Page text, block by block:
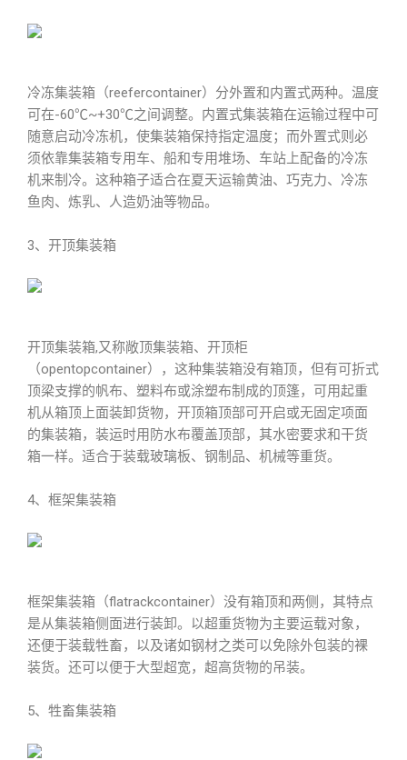
冷冻集装箱（reefercontainer）分外置和内置式两种。温度
可在-60℃~+30℃之间调整。内置式集装箱在运输过程中可
随意启动冷冻机，使集装箱保持指定温度；而外置式则必
须依靠集装箱专用车、船和专用堆场、车站上配备的冷冻
机来制冷。这种箱子适合在夏天运输黄油、巧克力、冷冻
鱼肉、炼乳、人造奶油等物品。
3、开顶集装箱
开顶集装箱,又称敞顶集装箱、开顶柜
（opentopcontainer），这种集装箱没有箱顶，但有可折式
顶梁支撑的帆布、塑料布或涂塑布制成的顶篷，可用起重
机从箱顶上面装卸货物，开顶箱顶部可开启或无固定项面
的集装箱，装运时用防水布覆盖顶部，其水密要求和干货
箱一样。适合于装载玻璃板、钢制品、机械等重货。
4、框架集装箱
框架集装箱（flatrackcontainer）没有箱顶和两侧，其特点
是从集装箱侧面进行装卸。以超重货物为主要运载对象，
还便于装载牲畜，以及诸如钢材之类可以免除外包装的裸
装货。还可以便于大型超宽，超高货物的吊装。
5、牲畜集装箱